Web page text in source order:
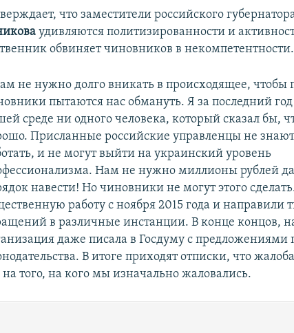
что заместители российского
удивляются политизированности и
обвиняет чиновников в некомпетентности.
не нужно долго вникать в происходящее, чтобы
пытаются нас обмануть. Я за последний год
среде ни одного человека, который сказал бы,
Присланные российские управленцы не
и не могут выйти на украинский уровень
Нам не нужно миллионы рублей
навести! Но чиновники не могут этого
работу с ноября 2015 года и направили
в различные инстанции. В конце концов,
даже писала в Госдуму с предложениями
В итоге приходят отписки, что
того, на кого мы изначально жаловались.